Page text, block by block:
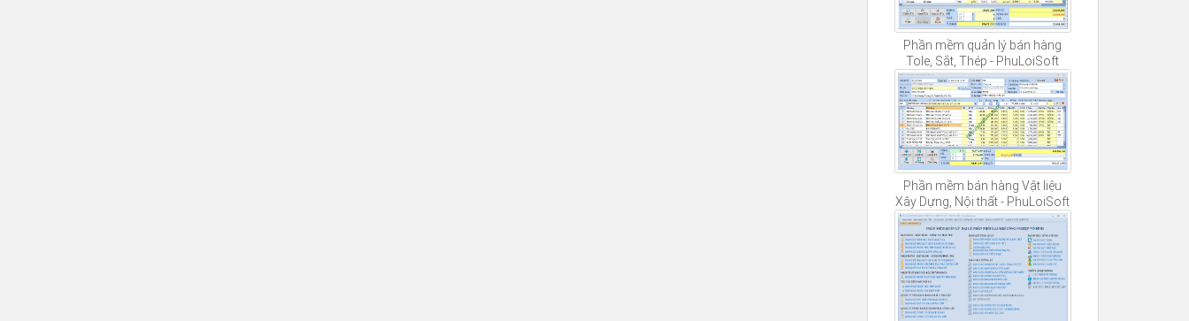
Phần mềm quản lý bán hàng
Tole, Sắt, Thép - PhuLoiSoft
Phần mềm bán hàng Vật liệu
Xây Dựng, Nội thất - PhuLoiSoft